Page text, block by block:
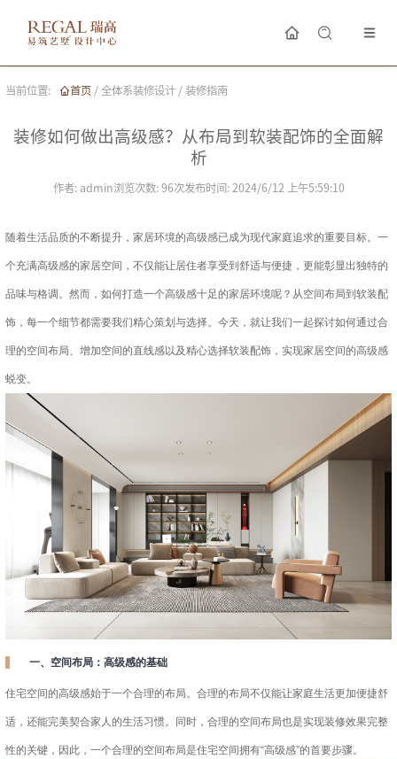
当前位置: 首页 / 全体系装修设计 / 装修指南
装修如何做出高级感？从布局到软装配饰的全面解
析
作者: admin浏览次数: 96次发布时间: 2024/6/12 上午5:59:10
随着生活品质的不断提升，家居环境的高级感已成为现代家庭追求的重要目标。一
个充满高级感的家居空间，不仅能让居住者享受到舒适与便捷，更能彰显出独特的
品味与格调。然而，如何打造一个高级感十足的家居环境呢？从空间布局到软装配
饰，每一个细节都需要我们精心策划与选择。今天，就让我们一起探讨如何通过合
理的空间布局、增加空间的直线感以及精心选择软装配饰，实现家居空间的高级感
蜕变。
一、空间布局：高级感的基础
住宅空间的高级感始于一个合理的布局。合理的布局不仅能让家庭生活更加便捷舒
适，还能完美契合家人的生活习惯。同时，合理的空间布局也是实现装修效果完整
性的关键，因此，一个合理的空间布局是住宅空间拥有“高级感”的首要步骤。